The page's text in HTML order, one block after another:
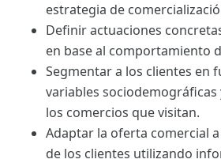
estrategia de
Definir actuaciones
en base al comportamiento
Segmentar a los clientes en
variables
los comercios que visitan.
Adaptar la oferta comercial
de los clientes utilizando